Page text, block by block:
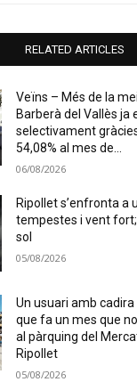
RELATED ARTICLES
Veïns – Més de la
Barberà del Vallès ja
selectivament
54,08% al mes de...
06/08/2026
Ripollet s’enfronta a
tempestes i vent
sol
05/08/2026
Un usuari amb
que fa un mes que
al pàrquing del
Ripollet
05/08/2026